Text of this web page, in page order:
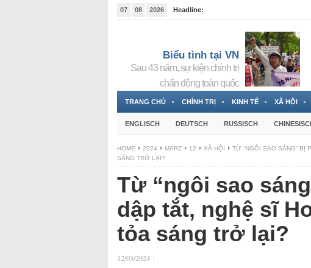
07 08 2026
Headline:
Biểu tình tại VN
Sau 43 năm, sự kiện chính trị
chấn động toàn quốc
TRANG CHỦ CHÍNH TRỊ KINH TẾ XÃ HỘI
ENGLISCH DEUTSCH RUSSISCH
HOME 2024 MÄRZ 12 XÃ HỘI
TỪ “NGÔI SAO SÁNG” BỊ
SÁNG TRỞ LẠI?
Từ “ngôi sao
dập tắt, nghệ sĩ
tỏa sáng trở lại?
12/03/2024 |